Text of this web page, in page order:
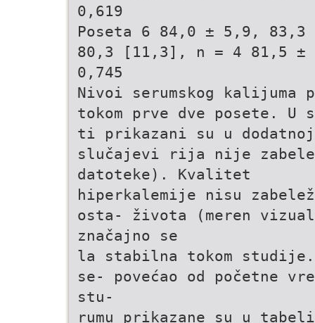
0,619
Poseta 6 84,0 ± 5,9,
80,3 [11,3], n = 4 81,5
0,745
Nivoi serumskog
tokom prve dve posete. U
ti prikazani su u
slučajevi rija nije
datoteke). Kvalitet
hiperkalemije nisu
osta- života (meren
značajno se
la stabilna tokom
se- povećao od početne
stu-
rumu prikazane su u